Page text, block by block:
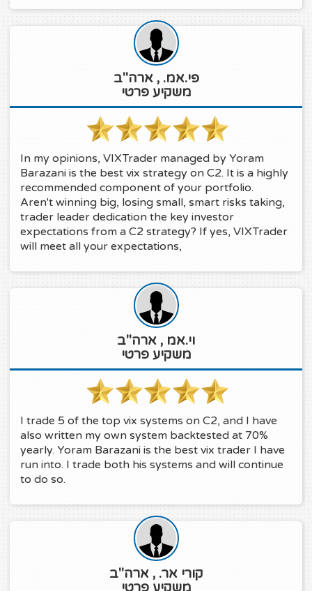
פי.אמ. , ארה"ב
משקיע פרטי
In my opinions, VIXTrader managed by Yoram
Barazani is the best vix strategy on C2. It is a highly
recommended component of your portfolio.
Aren't winning big, losing small, smart risks taking,
trader leader dedication the key investor
expectations from a C2 strategy? If yes, VIXTrader
will meet all your expectations,
וי.אמ , ארה"ב
משקיע פרטי
I trade 5 of the top vix systems on C2, and I have
also written my own system backtested at 70%
yearly. Yoram Barazani is the best vix trader I have
run into. I trade both his systems and will continue
to do so.
קורי אר. , ארה"ב
משקיע פרטי